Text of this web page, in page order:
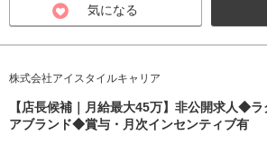
気になる
株式会社アイスタイルキャリア
【店長候補｜月給最大45万】非公開求人◆
アブランド◆賞与・月次インセンティブ有